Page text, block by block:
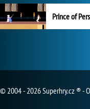
Prince of
© 2004 - 2026 Superhry.cz ® -